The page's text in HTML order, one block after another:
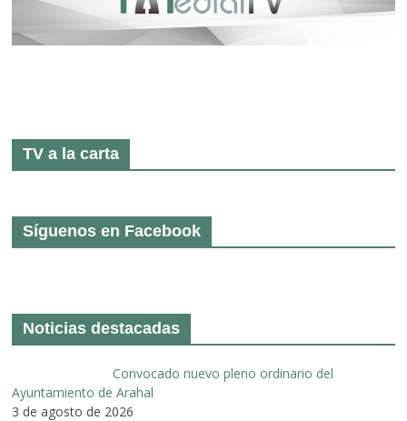
TV a la carta
Síguenos en Facebook
Noticias destacadas
Convocado nuevo pleno ordinario del
Ayuntamiento de Arahal
3 de agosto de 2026